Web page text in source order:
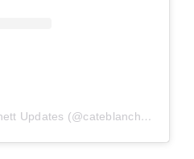
Objavu dijeli Cate Blanchett Updates (@cateblanchettupdate)